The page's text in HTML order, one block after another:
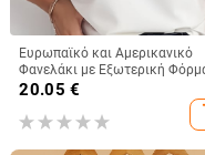
Ευρωπαϊκό και Αμερικανικό
Φανελάκι με Εξωτερική
Γυναικείο Καλοκαιρινό
με Βλεφαρίδες και Δαντέλα, V-
Neck, Χαλαρό Μπλούζα με
20.05 €